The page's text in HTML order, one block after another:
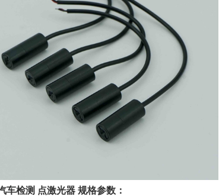
车检测 点激光器 规格参数：